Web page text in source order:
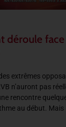
déroule face
extrêmes
n’auront pas
rencontre
au début. Mais